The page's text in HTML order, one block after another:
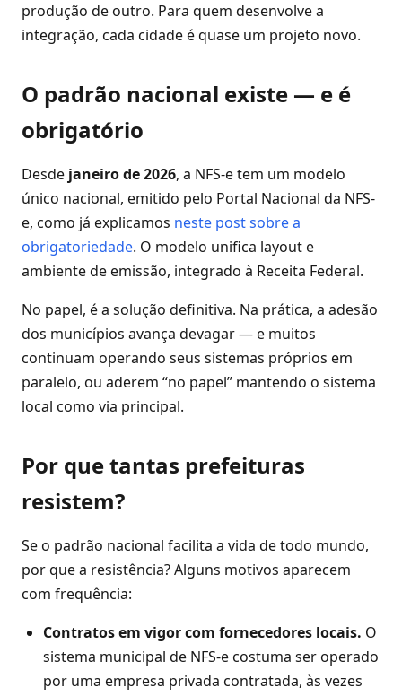
produção de outro. Para quem desenvolve a
integração, cada cidade é quase um projeto novo.
O padrão nacional existe — e é
obrigatório
Desde janeiro de 2026, a NFS-e tem um modelo
único nacional, emitido pelo Portal Nacional da NFS-
e, como já explicamos neste post sobre a
obrigatoriedade. O modelo unifica layout e
ambiente de emissão, integrado à Receita Federal.
No papel, é a solução definitiva. Na prática, a adesão
dos municípios avança devagar — e muitos
continuam operando seus sistemas próprios em
paralelo, ou aderem “no papel” mantendo o sistema
local como via principal.
Por que tantas prefeituras
resistem?
Se o padrão nacional facilita a vida de todo mundo,
por que a resistência? Alguns motivos aparecem
com frequência:
Contratos em vigor com fornecedores locais. O
sistema municipal de NFS-e costuma ser operado
por uma empresa privada contratada, às vezes